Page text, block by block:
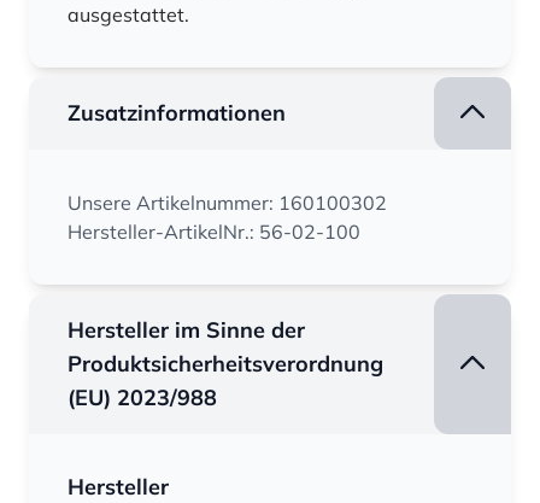
ausgestattet.
Zusatzinformationen
Unsere Artikelnummer: 160100302
Hersteller-ArtikelNr.: 56-02-100
Hersteller im Sinne der
Produktsicherheitsverordnung
(EU) 2023/988
Hersteller